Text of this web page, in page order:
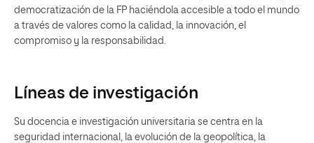
democratización de la FP haciéndola accesible a todo el mundo
a través de valores como la calidad, la innovación, el
compromiso y la responsabilidad.
Líneas de investigación
Su docencia e investigación universitaria se centra en la
seguridad internacional, la evolución de la geopolítica, la